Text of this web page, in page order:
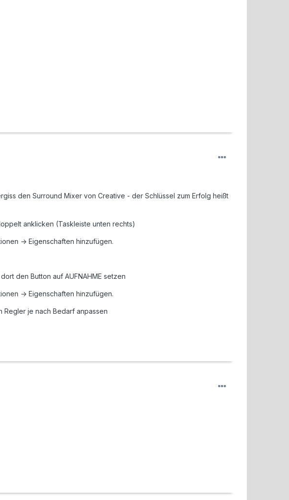
den Surround Mixer von Creative - der Schlüssel zum Erfolg heißt
anklicken (Taskleiste unten rechts)
-> Eigenschaften hinzufügen.
den Button auf AUFNAHME setzen
-> Eigenschaften hinzufügen.
je nach Bedarf anpassen